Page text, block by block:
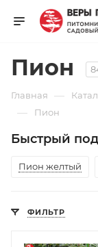
Пион
Главная —
— Пион
Быстрый
Пион желтый
ФИЛЬТР